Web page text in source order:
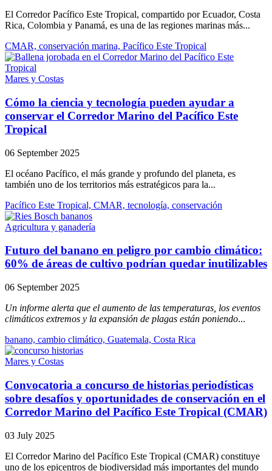
El Corredor Pacífico Este Tropical, compartido por Ecuador, Costa
Rica, Colombia y Panamá, es una de las regiones marinas más...
CMAR, conservación marina, Pacífico Este Tropical
Mares y Costas
Cómo la ciencia y tecnología pueden ayudar a
conservar el Corredor Marino del Pacífico Este
Tropical
06 September 2025
El océano Pacífico, el más grande y profundo del planeta, es
también uno de los territorios más estratégicos para la...
Pacífico Este Tropical, CMAR, tecnología, conservación
Agricultura y ganadería
Futuro del banano en peligro por cambio climático:
60% de áreas de cultivo podrían quedar inutilizables
06 September 2025
Un informe alerta que el aumento de las temperaturas, los eventos
climáticos extremos y la expansión de plagas están poniendo...
banano, cambio climático, Guatemala, Costa Rica
Mares y Costas
Convocatoria a concurso de historias periodísticas
sobre desafíos y oportunidades de conservación en el
Corredor Marino del Pacífico Este Tropical (CMAR)
03 July 2025
El Corredor Marino del Pacífico Este Tropical (CMAR) constituye
uno de los epicentros de biodiversidad más importantes del mundo